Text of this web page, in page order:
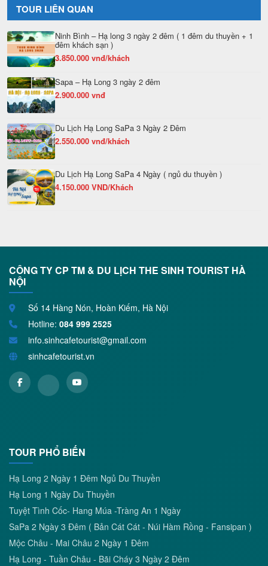
TOUR LIÊN QUAN
Ninh Bình – Hạ long 3 ngày 2 đêm ( 1 đêm du thuyền + 1
đêm khách sạn )
3.850.000 vnđ/khách
Sapa – Hạ Long 3 ngày 2 đêm
2.900.000 vnđ
Du Lịch Hạ Long SaPa 3 Ngày 2 Đêm
2.550.000 vnđ/khách
Du Lịch Hạ Long SaPa 4 Ngày ( ngủ du thuyền )
4.150.000 VND/Khách
CÔNG TY CP TM & DU LỊCH THE SINH TOURIST HÀ
NỘI
Số 14 Hàng Nón, Hoàn Kiếm, Hà Nội
Hotline: 084 999 2525
info.sinhcafetourist@gmail.com
sinhcafetourist.vn
TOUR PHỔ BIẾN
Hạ Long 2 Ngày 1 Đêm Ngủ Du Thuyền
Hạ Long 1 Ngày Du Thuyền
Tuyệt Tình Cốc- Hang Múa -Tràng An 1 Ngày
SaPa 2 Ngày 3 Đêm ( Bản Cát Cát - Núi Hàm Rồng - Fansipan )
Mộc Châu - Mai Châu 2 Ngày 1 Đêm
Hạ Long - Tuần Châu - Bãi Cháy 3 Ngày 2 Đêm